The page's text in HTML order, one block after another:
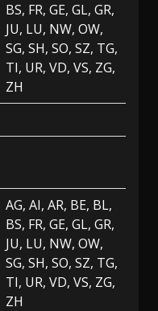
BS, FR, GE, GL, GR,
JU, LU, NW, OW,
SG, SH, SO, SZ, TG,
TI, UR, VD, VS, ZG,
ZH
AG, AI, AR, BE, BL,
BS, FR, GE, GL, GR,
JU, LU, NW, OW,
SG, SH, SO, SZ, TG,
TI, UR, VD, VS, ZG,
ZH